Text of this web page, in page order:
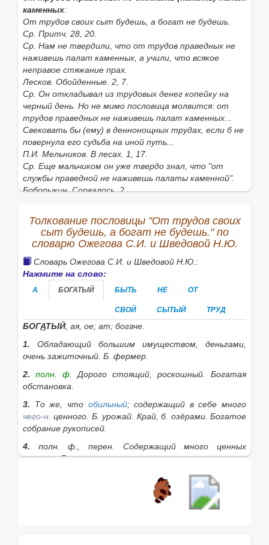
каменных:
От трудов своих сыт будешь, а богат не будешь.
Ср. Притч. 28, 20.
Ср. Нам не твердили, что от трудов праведных не
наживешь палат каменных, а учили, что всякое
неправое стяжание прах.
Лесков. Обойденные. 2, 7.
Ср. Он откладывал из трудовых денег копейку на
черный день. Но не мимо пословица молвится: от
трудов праведных не наживешь палат каменных...
Свековать бы (ему) в деннонощных трудах, если б не
повернула его судьба на иной путь...
П.И. Мельников. В лесах. 1, 17.
Ср. Еще мальчиком он уже твердо знал, что "от
службы праведной не наживешь палаты каменной".
Боборыкин. Сорвалось. 2.
наживешь у нас палат каменных.. . Это и слепцы нам
в песнях поют...
Данилевский. Новые места. 1, 6.
Ср. La rivière ne grossit pas sans être trouble.
Ср. Qui ne robe ne fait robe.
Ср. Nunquam vir aequus divus evasit cito.
Справедливый человек никогда быстро не богател.
Menander.
См. от работы не будешь богат, а будешь горбат.
Толкование пословицы "От трудов своих
сыт будешь, а богат не будешь." по
словарю Ожегова С.И. и Шведовой Н.Ю.
Словарь Ожегова С.И. и Шведовой Н.Ю.:
Нажмите на слово:
А БОГАТЫЙ БЫТЬ НЕ ОТ
СВОЙ СЫТЫЙ ТРУД
БОГАТЫЙ, ая, ое; ат; богаче.
1. Обладающий большим имуществом, деньгами,
очень зажиточный. Б. фермер.
2.
полн. ф. Дорого стоящий, роскошный. Богатая
обстановка.
3. То же, что обильный; содержащий в себе много
чего-н. ценного. Б. урожай. Край, б. озёрами. Богатое
собрание рукописей.
4.
полн. ф., перен.
Содержащий много ценных
качеств.Б. голос.
Если нужное слово из пословицы От трудов своих
сыт будешь, а богат не будешь.
отсутствует в